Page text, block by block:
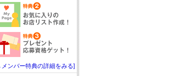
ンバー特典の詳細をみる]